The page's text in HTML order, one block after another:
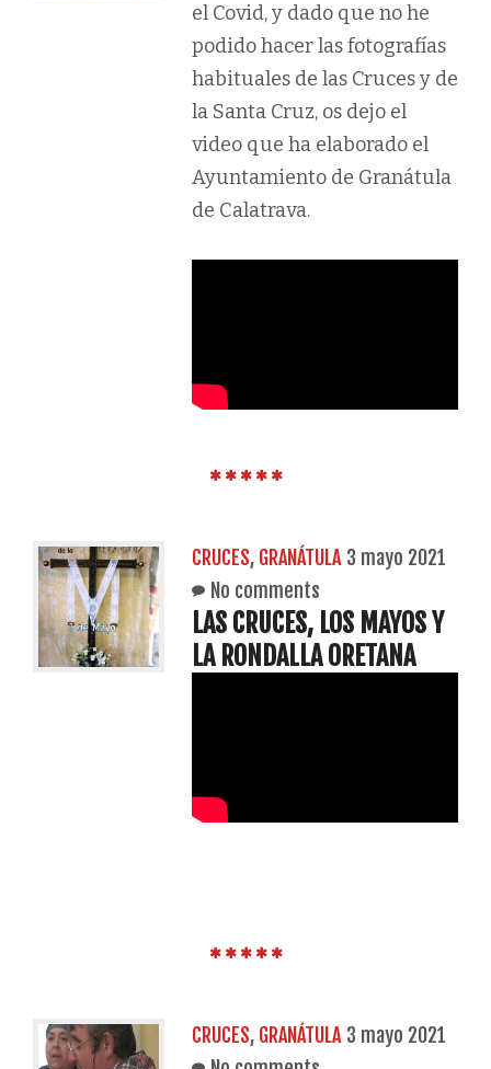
el Covid, y dado que no he
podido hacer las fotografías
habituales de las Cruces y de
la Santa Cruz, os dejo el
video que ha elaborado el
Ayuntamiento de Granátula
de Calatrava.
CRUCES, GRANÁTULA 3 mayo 2021
No comments
LAS CRUCES, LOS MAYOS Y
LA RONDALLA ORETANA
CRUCES, GRANÁTULA 3 mayo 2021